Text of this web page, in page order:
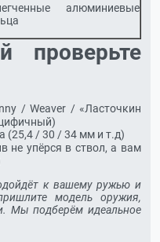
алюминиевые
проверьте
/ Weaver / «Ласточкин
(25,4 / 30 / 34 мм и т.д)
не упёрся в ствол, а вам
к вашему ружью и
модель оружия,
Мы подберём идеальное